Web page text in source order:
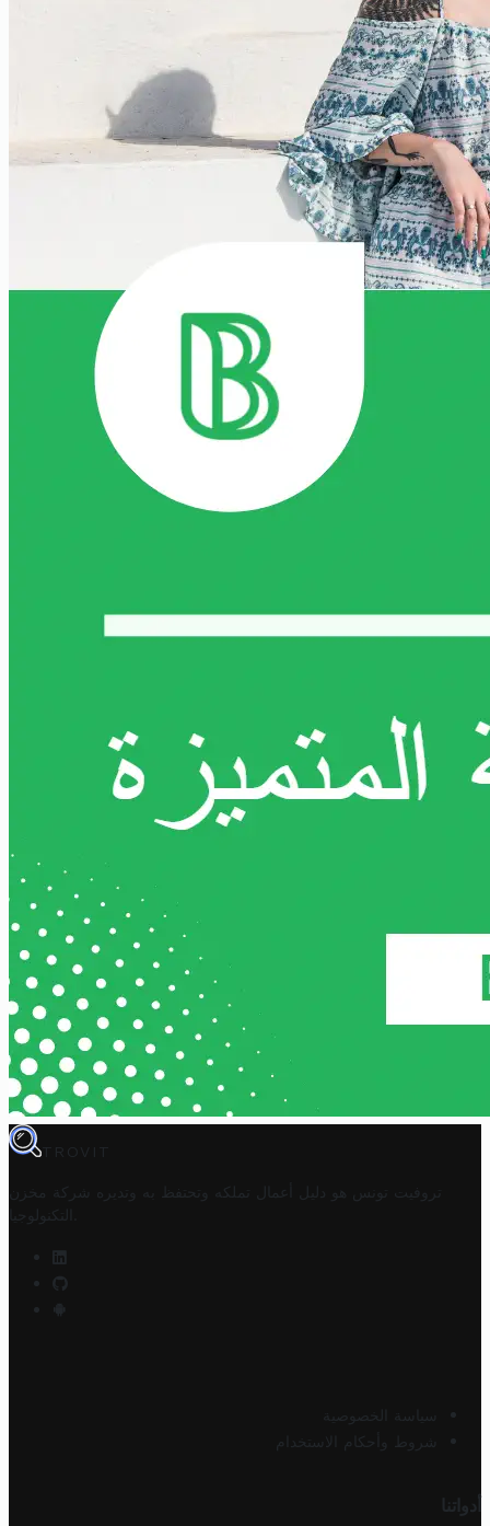
TROVIT
تروفيت تونس هو دليل أعمال تملكه وتحتفظ به وتديره
شركة مخزن
التكنولوجيا
سياسة الخصوصية
شروط وأحكام الاستخدام
أدواتنا